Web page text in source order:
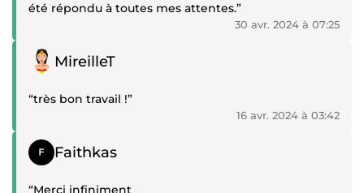
été répondu à toutes mes attentes.”
30 avr. 2024 à 07:25
Témoignage positif
MireilleT
“très bon travail !”
16 avr. 2024 à 03:42
Témoignage positif
Faithkas